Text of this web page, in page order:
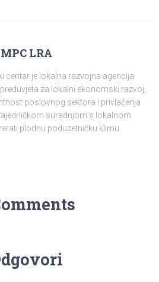
MPC LRA
centar je lokalna razvojna agencija
za lokalni ekonomski razvoj,
poslovnog sektora i privlačenja
suradnjom s lokalnom
plodnu poduzetničku klimu.